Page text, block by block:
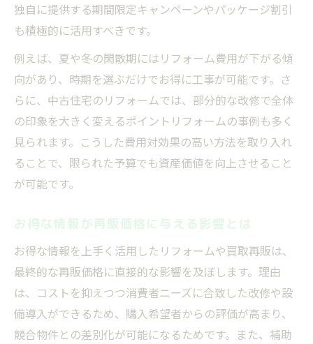
独自に提供する期間限定キャンペーンやパッケージ割引
も積極的に活用すべきです。
例えば、夏や冬の閑散期にはリフォーム費用が下がる傾
向があり、時期を選ぶだけでお得に工事が可能です。さ
らに、中古住宅のリフォームでは、部分的な改修で全体
の印象を大きく変えるポイントリフォームの事例も多く
見られます。こうした費用対効果の高い方法を取り入れ
ることで、限られた予算でも資産価値を向上させること
が可能です。
お得な情報が再販価格に与える影響とは
お得な情報を上手く活用したリフォームや買取再販は、
最終的な再販価格に直接的な影響を及ぼします。理由
は、コストを抑えつつ消費者ニーズに合致した改修や設
備導入ができるため、購入希望者からの評価が高まり、
競合物件との差別化が可能になるためです。また、補助